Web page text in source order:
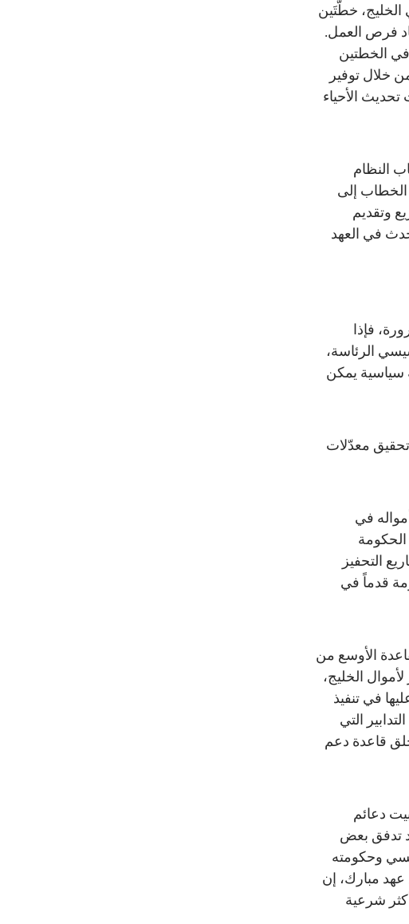
الخليج، خطّتَين
فرص العمل.
في الخطتين
خلال توفير
الأحياء
النظام
الخطاب إلى
وتقديم
في العهد
فإذا
الرئاسة،
سياسية يمكن
تحقيق معدّلات
في
التحفيز
قدماً في
الأوسع من
الخليج،
في تنفيذ
التي
قاعدة دعم
دعائم
تدفق بعض
وحكومته
مبارك، إن
شرعية